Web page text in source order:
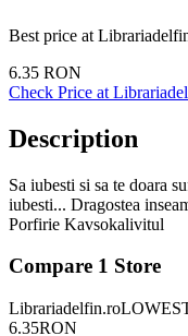
Best price at
6.35 RON
Check Price at
Description
Sa iubesti si sa te doara
iubesti... Dragostea
Porfirie Kavsokalivitul
Compare 1 Store
Librariadelfin.ro
6.35RON